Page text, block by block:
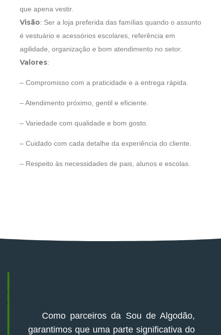
que apena vestir.
Visão: Ser a loja preferida das famílias quando o assunto
é vestuário e acessórios escolares, referência em
agilidade, organização e bom atendimento no setor.
Valores:
– Compromisso com a praticidade e a entrega rápida.
– Atendimento próximo, gentil e eficiente.
– Variedade com qualidade e bom gosto.
– Cuidado com cada detalhe da experiência do cliente.
– Respeito às necessidades de pais, alunos e escolas.
Como parceiros da Sou de Algodão,
garantimos que uma parte significativa do